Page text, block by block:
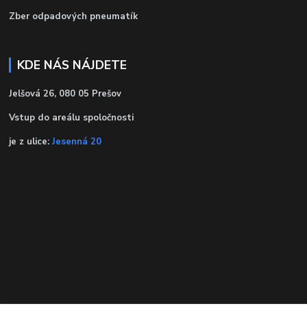
Zber odpadových pneumatík
KDE NÁS NÁJDETE
Jelšová 26, 080 05 Prešov
Vstup do areálu spoločnosti
je z ulice: Jesenná 20